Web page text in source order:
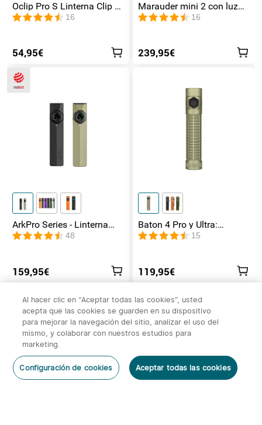
Olight Adaptador de Riel Picatinny
(para Odin Mini y Odin)
Oclip Pro S Linterna Clip 5
en 1 Luz UV, RGB y
Magnética
16
54,95€
Marauder mini 2 con luz
de lateral / foco /
inundación y Rojo
16
239,95€
ArkPro Series - Linterna
EDC de unibody plana con
múltiples fuentes de luz
48
159,95€
Baton 4 Pro y Ultra:
Linterna Recargable Doble
Interruptor, hasta 1800lm
15
119,95€
-40%
Más
Al hacer clic en “Aceptar todas las cookies”, usted
acepta que las cookies se guarden en su dispositivo
para mejorar la navegación del sitio, analizar el uso del
mismo, y colaborar con nuestros estudios para
marketing.
Configuración de cookies Aceptar todas las cookies